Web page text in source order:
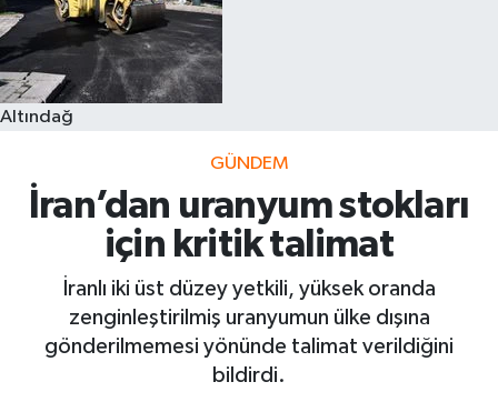
Altındağ
GÜNDEM
İran’dan uranyum stokları
için kritik talimat
İranlı iki üst düzey yetkili, yüksek oranda
zenginleştirilmiş uranyumun ülke dışına
gönderilmemesi yönünde talimat verildiğini
bildirdi.